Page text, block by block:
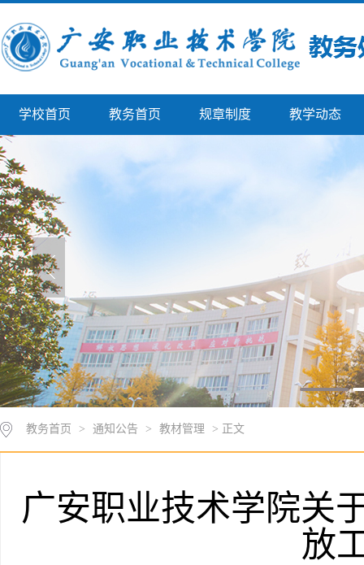
学校首页 教务首页 规章制度 教学动态
教务首页 > 通知公告 > 教材管理 > 正文
广安职业技术学院关
放